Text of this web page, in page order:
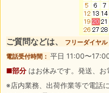
ご質問などは、
フリーダイヤ
電話受付時間： 平日 11:00〜
■部分 はお休みです。発送、お
※店内業務、出荷作業等で電話